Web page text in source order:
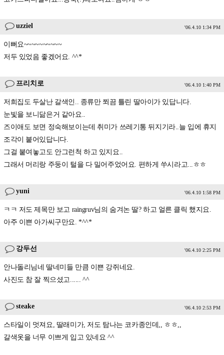
uzziel '06.4.10 1:34 PM
이뻐요~~~~~~~~~~
저두 있었음 좋겠어요. ^^*
프리치로 '06.4.10 1:40 PM
저희집도 두살난 갈색인.. 종류만 쬐끔 틀린 딸아이가 있답니다.
눈빛을 보니닮은거 같아요..
즈이애도 보면 정숙해보이는데 취미가 쓰레기통 뒤지기라..늘 입에 휴지
조각이 붙어있답니다.
그걸 붙여놓고도 안그런척 하고 있지요..
그래서 머리랑 주둥이 털을 다 밀어주었어요. 편하게 쑤시라고...ㅎㅎ
yuni '06.4.10 1:58 PM
ㅋㅋ 저도 제목만 보고 raingruv님의 숨겨논 딸? 하고 얼른 클릭 했지요.
아주 이쁜 아가씨구만요. *^^*
강두선 '06.4.10 2:25 PM
안나돌리님네 딸네미들 만큼 이쁜 강쥐네요.
사진도 참 잘 찍으셨고...... ^^
steake '06.4.10 2:53 PM
스타일이 멋져요, 딸래미가, 저도 탐나는 코카종인데,, ㅎㅎ,,
갈색옷을 너무 이쁘게 입고 있네요 ^^